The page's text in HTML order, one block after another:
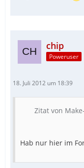
chip
Poweruser
18. Juli 2012 um 18:39
Zitat von
Hab nur hier im